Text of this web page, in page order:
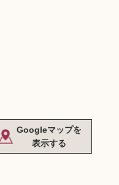
Googleマップを
表示する